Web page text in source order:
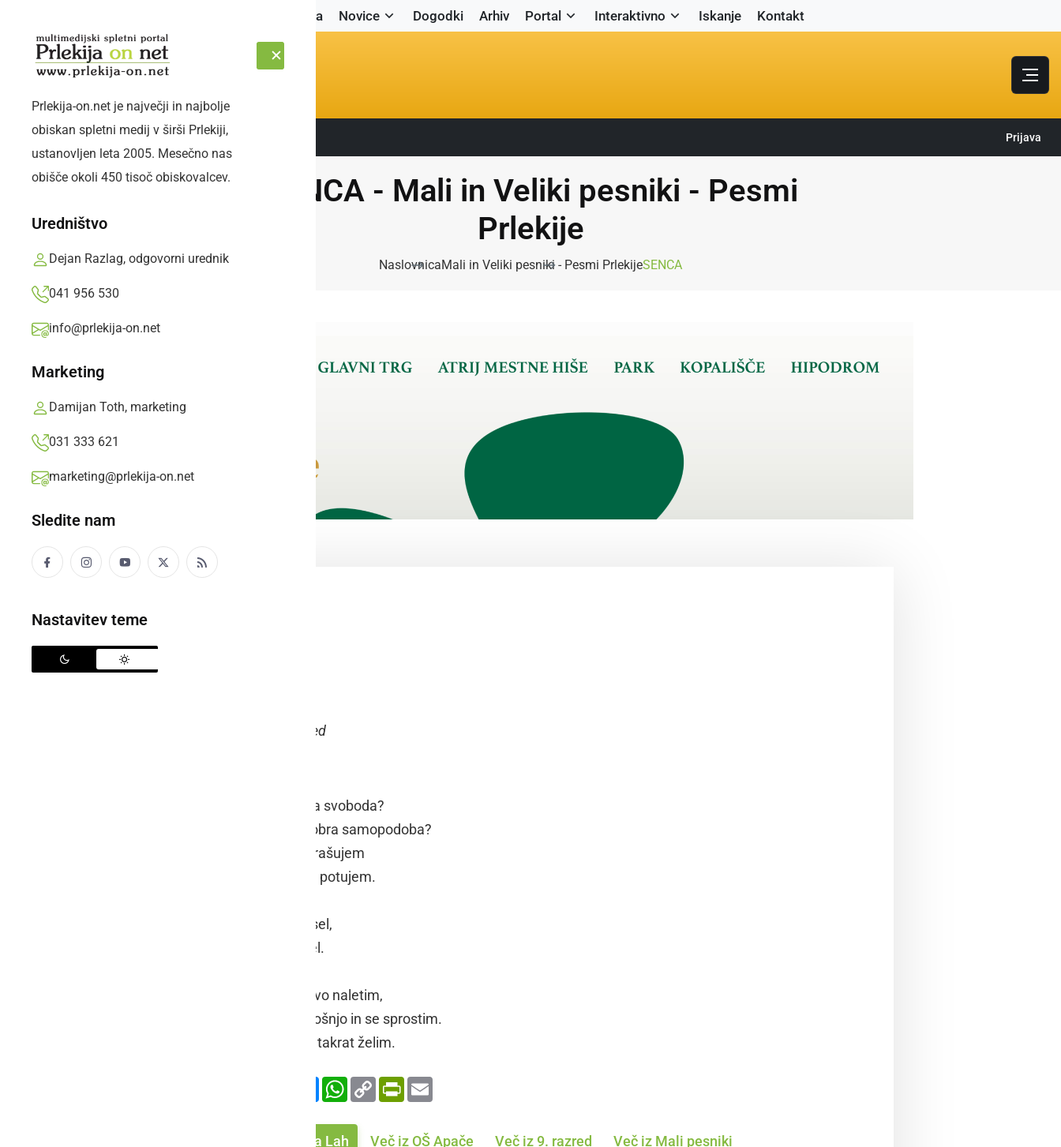
Naslovnica Novice Dogodki Arhiv Portal Interaktivno Iskanje Kontakt
SOBOTA, 8. AVGUST 2026 Sledite nam: Prijava
Prlekija-on.net je največji in najbolje
obiskan spletni medij v širši Prlekiji,
ustanovljen leta 2005. Mesečno nas
obišče okoli 450 tisoč obiskovalcev.
Uredništvo
Dejan Razlag, odgovorni urednik
041 956 530
info@prlekija-on.net
Marketing
Damijan Toth, marketing
031 333 621
marketing@prlekija-on.net
Sledite nam
Nastavitev teme
SENCA - Mali in Veliki pesniki - Pesmi
Prlekije
NaslovnicaMali in Veliki pesniki - Pesmi PrlekijeSENCA
OŠ Apače, 9. razred
Je smisel življenja svoboda?
Enotnost vseh, dobra samopodoba?
Že dolgo se to sprašujem
in po mislih svojih potujem.
Sprostitev je smisel,
to je moja zamisel.
Ko na kakšno drevo naletim,
uležem se pod krošnjo in se sprostim.
Le nekaj sence si takrat želim.
FacebookMessenger
WhatsApp
Copy
Link
PrintFriendly
Več od Žiga Lah Več iz OŠ Apače Več iz 9. razred Več iz Mali pesniki